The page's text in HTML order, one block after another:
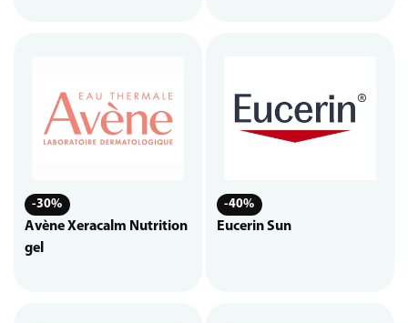
-30%
Avène Xeracalm Nutrition
gel
-40%
Eucerin Sun